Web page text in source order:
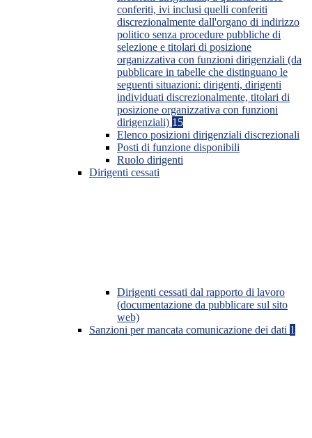
conferiti, ivi inclusi quelli conferiti
discrezionalmente dall'organo di indirizzo
politico senza procedure pubbliche di
selezione e titolari di posizione
organizzativa con funzioni dirigenziali (da
pubblicare in tabelle che distinguano le
seguenti situazioni: dirigenti, dirigenti
individuati discrezionalmente, titolari di
posizione organizzativa con funzioni
dirigenziali) 15
Elenco posizioni dirigenziali discrezionali
Posti di funzione disponibili
Ruolo dirigenti
Dirigenti cessati
Dirigenti cessati dal rapporto di lavoro
(documentazione da pubblicare sul sito
web)
Sanzioni per mancata comunicazione dei dati 1